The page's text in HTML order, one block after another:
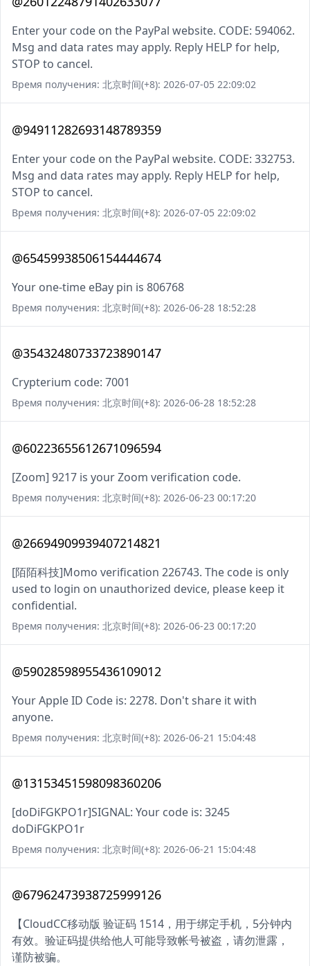
Enter your code on the PayPal website. CODE: 594062.
Msg and data rates may apply. Reply HELP for help,
STOP to cancel.
Время получения: 北京时间(+8): 2026-07-05 22:09:02
@94911282693148789359
Enter your code on the PayPal website. CODE: 332753.
Msg and data rates may apply. Reply HELP for help,
STOP to cancel.
Время получения: 北京时间(+8): 2026-07-05 22:09:02
@65459938506154444674
Your one-time eBay pin is 806768
Время получения: 北京时间(+8): 2026-06-28 18:52:28
@35432480733723890147
Crypterium code: 7001
Время получения: 北京时间(+8): 2026-06-28 18:52:28
@60223655612671096594
[Zoom] 9217 is your Zoom verification code.
Время получения: 北京时间(+8): 2026-06-23 00:17:20
@26694909939407214821
[陌陌科技]Momo verification 226743. The code is only
used to login on unauthorized device, please keep it
confidential.
Время получения: 北京时间(+8): 2026-06-23 00:17:20
@59028598955436109012
Your Apple ID Code is: 2278. Don't share it with
anyone.
Время получения: 北京时间(+8): 2026-06-21 15:04:48
@13153451598098360206
[doDiFGKPO1r]SIGNAL: Your code is: 3245
doDiFGKPO1r
Время получения: 北京时间(+8): 2026-06-21 15:04:48
@67962473938725999126
【CloudCC移动版 验证码 1514，用于绑定手机，5分钟内
有效。验证码提供给他人可能导致帐号被盗，请勿泄露，
谨防被骗。